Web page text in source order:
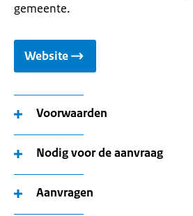
gemeente.
Website
Voorwaarden
Nodig voor de aanvraag
Aanvragen